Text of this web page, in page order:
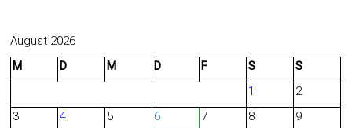
c
b
August 2026
M
D M D F S
S
1
2
3
4 5 6 7 8
9